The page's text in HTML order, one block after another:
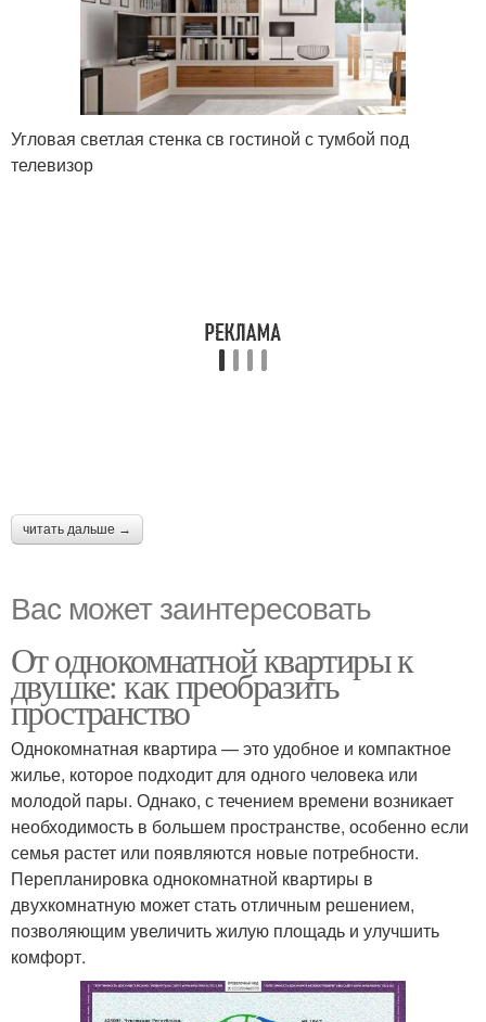
Угловая светлая стенка св гостиной с тумбой под
телевизор
читать дальше →
Вас может заинтересовать
От однокомнатной квартиры к
двушке: как преобразить
пространство
Однокомнатная квартира — это удобное и компактное
жилье, которое подходит для одного человека или
молодой пары. Однако, с течением времени возникает
необходимость в большем пространстве, особенно если
семья растет или появляются новые потребности.
Перепланировка однокомнатной квартиры в
двухкомнатную может стать отличным решением,
позволяющим увеличить жилую площадь и улучшить
комфорт.